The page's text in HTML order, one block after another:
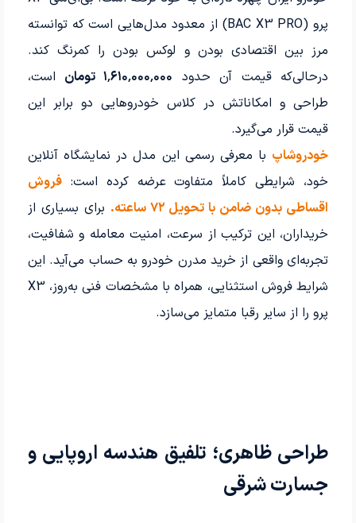
پرو (BAC X3 PRO) از معدود مدل‌هایی است که توانسته
مرز بین اقتصادی بودن و لوکس بودن را کمرنگ کند.
درحالی‌که قیمت آن حدود ۱٬۶۱۰٬۰۰۰٬۰۰۰ تومان
است،
طراحی و امکاناتش در کلاس خودروهایی دو برابر این
قیمت قرار می‌گیرد.
خودروشاپ با معرفی رسمی این مدل در نمایشگاه آنلاین
خود، شرایطی کاملاً متفاوت عرضه کرده است:فروش
اقساطی بدون ضامن با تحویل ۷۲ ساعته
. برای بسیاری از
خریداران، این ترکیب از سرعت، امنیت معامله و شفافیت،
تجربه‌ای واقعی از خرید مدرن خودرو به حساب می‌آید. این
شرایط فروش استثنایی، همراه با مشخصات فنی به‌روز، X3
پرو را از سایر رقبا متمایز می‌سازد.
طراحی ظاهری؛ تلفیق هندسه اروپایی و
جسارت شرقی